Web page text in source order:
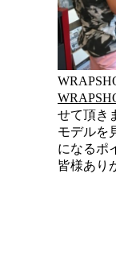
せて頂き
モデルを
になるポ
皆様あり